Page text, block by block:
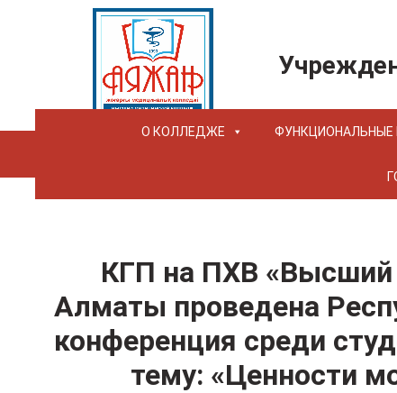
О КОЛЛЕДЖЕ ФУНКЦИОНАЛЬНЫЕ
КГП на ПХВ
Алматы проведена
конференция среди
тему: «Ценности